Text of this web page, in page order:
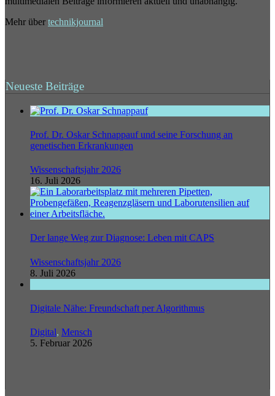
Mehr über technikjournal
Neueste Beiträge
Prof. Dr. Oskar Schnappauf und seine Forschung an
genetischen Erkrankungen
Wissenschaftsjahr 2026
16. Juli 2026
Der lange Weg zur Diagnose: Leben mit CAPS
Wissenschaftsjahr 2026
8. Juli 2026
Digitale Nähe: Freundschaft per Algorithmus
Digital, Mensch
5. Februar 2026